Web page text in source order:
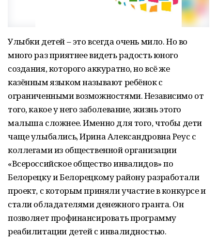
Улыбки детей – это всегда очень мило. Но во
много раз приятнее видеть радость юного
создания, которого аккуратно, но всё же
казённым языком называют ребёнок с
ограниченными возможностями. Независимо от
того, какое у него заболевание, жизнь этого
малыша сложнее. Именно для того, чтобы дети
чаще улыбались, Ирина Александровна Реус с
коллегами из общественной организации
«Всероссийское общество инвалидов» по
Белорецку и Белорецкому району разработали
проект, с которым приняли участие в конкурсе и
стали обладателями денежного гранта. Он
позволяет профинансировать программу
реабилитации детей с инвалидностью.